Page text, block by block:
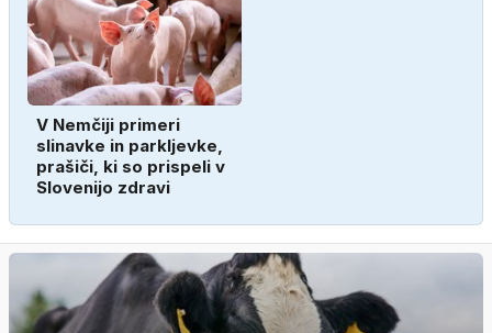
V Nemčiji primeri
slinavke in parkljevke,
prašiči, ki so prispeli v
Slovenijo zdravi